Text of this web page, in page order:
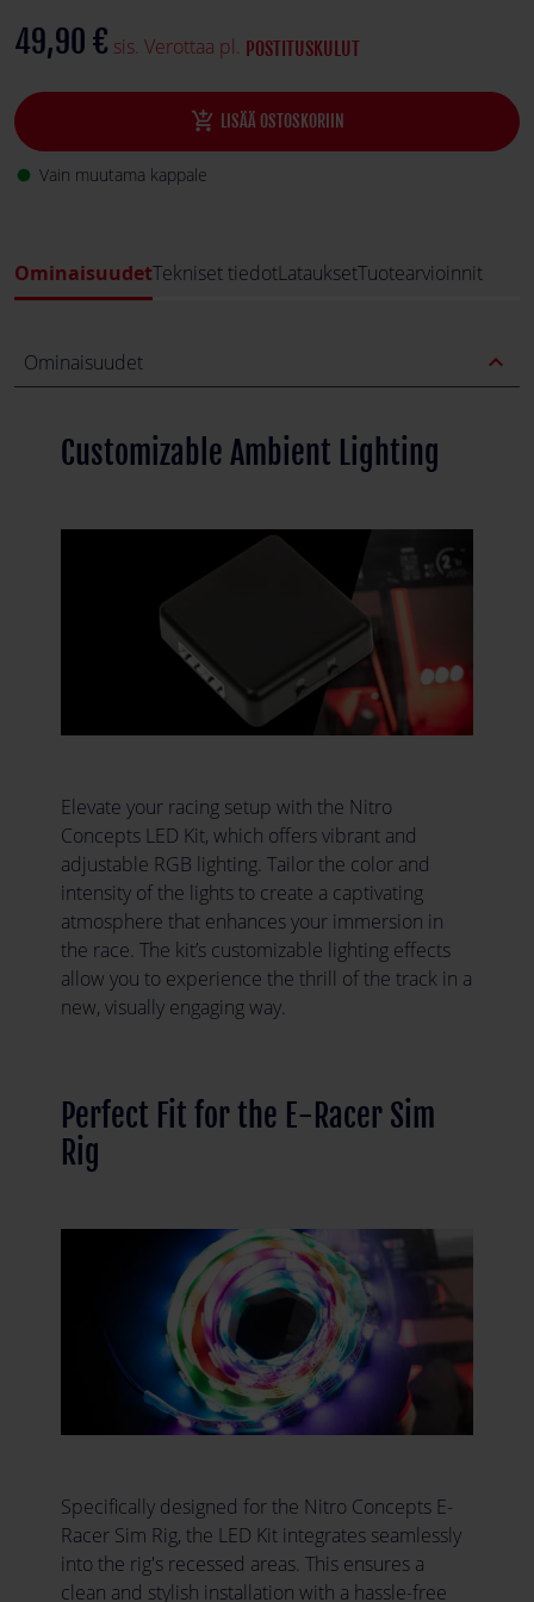
49,90 € sis. Verottaa pl. POSTITUSKULUT
add_shopping_cart LISÄÄ OSTOSKORIIN
fiber_manual_record Vain muutama kappale
OminaisuudetTekniset tiedotLatauksetTuotearvioinnit
Ominaisuudet expand_less
Customizable Ambient Lighting
Elevate your racing setup with the Nitro
Concepts LED Kit, which offers vibrant and
adjustable RGB lighting. Tailor the color and
intensity of the lights to create a captivating
atmosphere that enhances your immersion in
the race. The kit’s customizable lighting effects
allow you to experience the thrill of the track in a
new, visually engaging way.
Perfect Fit for the E-Racer Sim
Rig
Specifically designed for the Nitro Concepts E-
Racer Sim Rig, the LED Kit integrates seamlessly
into the rig's recessed areas. This ensures a
clean and stylish installation with a hassle-free